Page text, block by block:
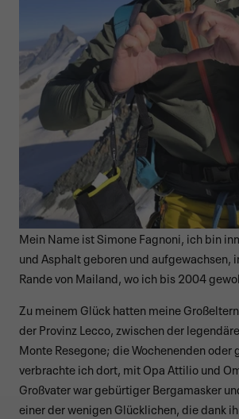
Mein Name ist Simone Fagnoni, ich bin
und Asphalt geboren und aufgewachsen,
Rande von Mailand, wo ich bis 2004
Zu meinem Glück hatten meine
der Provinz Lecco, zwischen der
Monte Resegone; die Wochenenden oder
verbrachte ich dort, mit Opa Attilio und
Großvater war gebürtiger Bergamasker
einer der wenigen Glücklichen, die dank